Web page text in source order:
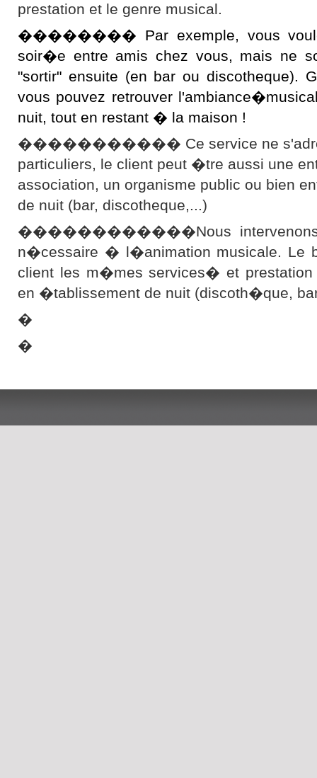
prestation et le genre musical.
�������� Par exemple, vous
soir�e entre amis chez vous, mais ne
"sortir" ensuite (en bar ou discotheque).
vous pouvez retrouver
nuit, tout en restant � la maison !
����������� Ce service ne
particuliers, le client peut �tre aussi une
association, un organisme public ou bien
de nuit (bar, discotheque,...)
������������Nous intervenons
n�cessaire � l�animation musicale. Le
client les m�mes services� et
en �tablissement de nuit (discoth�que,
�
�